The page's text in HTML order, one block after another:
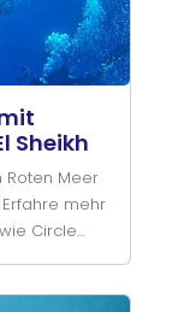
Sheikh
Roten Meer
mehr
Circle